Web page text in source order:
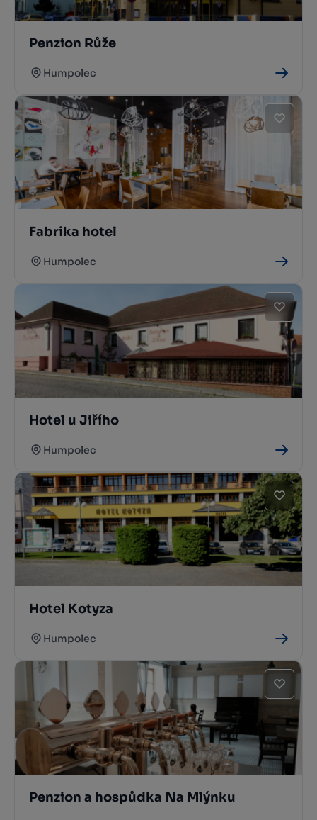
Penzion Růže
Humpolec
Fabrika hotel
Humpolec
Hotel u Jiřího
Humpolec
Hotel Kotyza
Humpolec
Penzion a hospůdka Na Mlýnku